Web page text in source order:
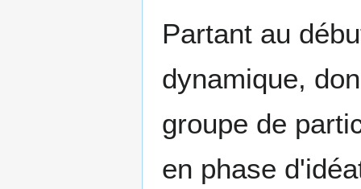
Partant au
dynamique,
groupe de
en phase